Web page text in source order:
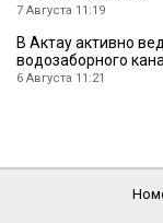
7 Августа 11:19
В Актау активно
водозаборного
6 Августа 11:21